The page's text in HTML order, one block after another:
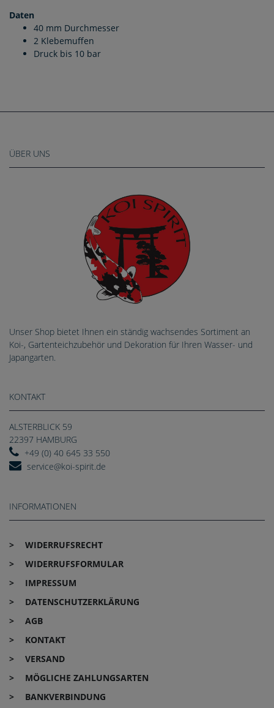
Daten
40 mm Durchmesser
2 Klebemuffen
Druck bis 10 bar
ÜBER UNS
Unser Shop bietet Ihnen ein ständig wachsendes Sortiment an
Koi-, Gartenteichzubehör und Dekoration für Ihren Wasser- und
Japangarten.
KONTAKT
ALSTERBLICK 59
22397 HAMBURG
+49 (0) 40 645 33 550
service@koi-spirit.de
INFORMATIONEN
WIDERRUFS­RECHT
WIDERRUFS­FORMULAR
IMPRESSUM
DATEN­SCHUTZ­ERKLÄRUNG
AGB
KONTAKT
VERSAND
MÖGLICHE ZAHLUNGSARTEN
BANKVERBINDUNG